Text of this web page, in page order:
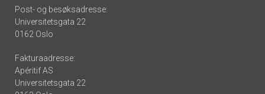
Post- og besøksadresse:
Universitetsgata 22
0162 Oslo
Fakturaadresse:
Apéritif AS
Universitetsgata 22